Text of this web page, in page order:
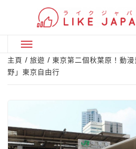
Primary
Menu
主頁 旅遊
東京第二個秋葉原！動
野」東京自由行